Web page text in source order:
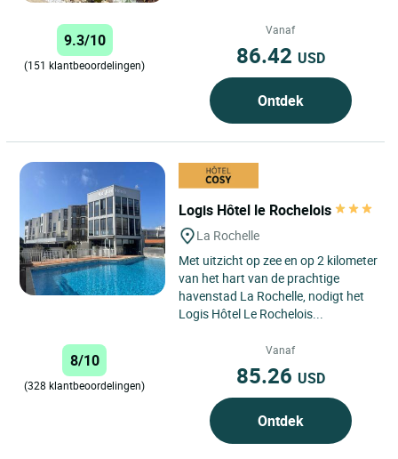
9.3/10
(151 klantbeoordelingen)
Vanaf
86.42 USD
Ontdek
Logis Hôtel le Rochelois
La Rochelle
Met uitzicht op zee en op 2 kilometer
van het hart van de prachtige
havenstad La Rochelle, nodigt het
Logis Hôtel Le Rochelois...
8/10
(328 klantbeoordelingen)
Vanaf
85.26 USD
Ontdek